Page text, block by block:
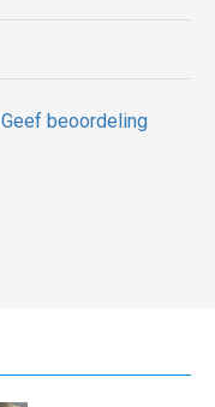
Geef beoordeling